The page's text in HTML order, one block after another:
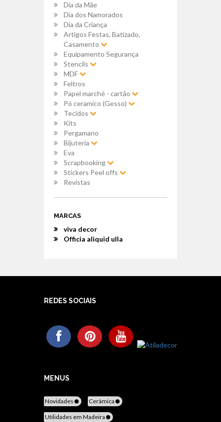
Dia da Mãe
Dia dos Namorados
Dia da Criança
Artigos Festas, Batizado,
Casamento
Equipamento Segurança
Stencils
MDF
Feltros
Papel marché - cartão
Pó ceramico (Gesso)
Tecidos
Kits
Pergamano
Bijuteria
Eva
Scrapbooking
Stickers Peel offs
Revistas
MARCAS
viva decor
Officia aliquid ulla
REDES SOCIAIS
MENUS
Novidades Cerâmica
Utilidades em Madeira